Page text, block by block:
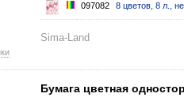
097082 8 цветов, 8 л.,
Sima-Land
Бумага цветная